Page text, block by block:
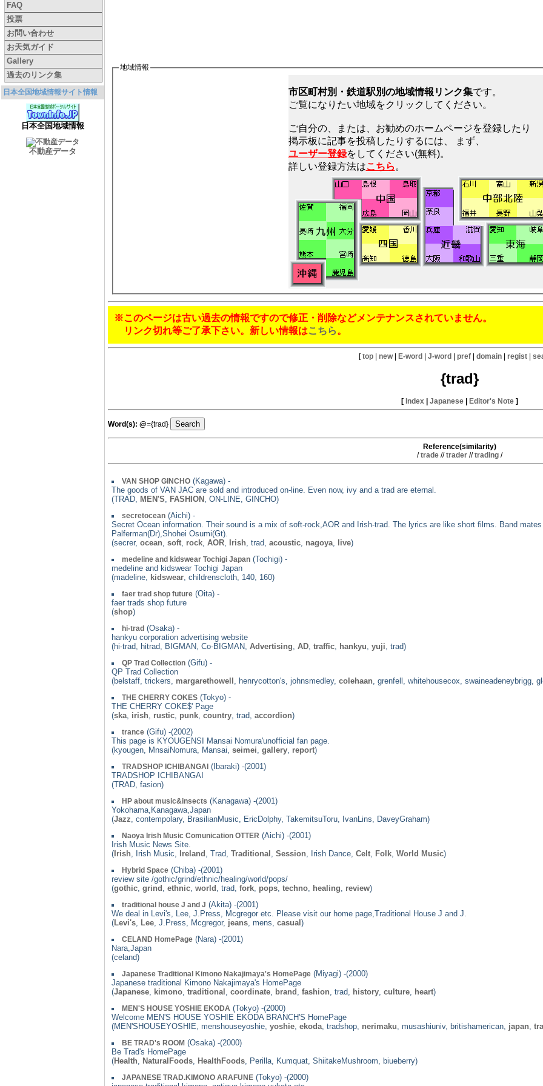
FAQ
投票
お問い合わせ
お天気ガイド
Gallery
過去のリンク集
日本全国地域情報サイト情報
日本全国地域情報
不動産データ
地域情報
市区町村別・鉄道駅別の地域情報リンク集です。
ご覧になりたい地域をクリックしてください。
ご自分の、または、お勧めのホームページを登録したり
掲示板に記事を投稿したりするには、 まず、
ユーザー登録をしてください(無料)。
詳しい登録方法はこちら 。
※このページは古い過去の情報ですので修正・削除などメンテナンスされていません。
リンク切れ等ご了承下さい。新しい情報はこちら。
[top | new| E-word | J-word | pref | domain | regist |
{trad}
[ Index | Japanese | Editor's Note ]
Word(s): @={trad}
Reference(similarity)
/trade //trader //trading /
VAN SHOP GINCHO (Kagawa) -
The goods of VAN JAC are sold and introduced on-line. Even now, ivy and a trad are eternal.
(TRAD,
MEN'S FASHION , ON-LINE, GINCHO)
secretocean (Aichi) -
Secret Ocean information. Their sound is a mix of soft-rock,AOR and Irish-trad. The lyrics are like short films. Band
Palferman(Dr),Shohei Osumi(Gt).
(secrer, ocean soft rock AOR Irish , trad, acoustic nagoya live)
medeline and kidswear Tochigi Japan (Tochigi) -
medeline and kidswear Tochigi Japan
(madeline,
kidswear , childrenscloth, 140, 160)
faer trad shop future (Oita) -
faer trads shop future
(shop)
hi-trad (Osaka) -
hankyu corporation advertising website
(hi-trad, hitrad, BIGMAN, Co-BIGMAN, Advertising AD traffic hankyu yuji , trad)
QP Trad Collection (Gifu) -
QP Trad Collection
(belstaff, trickers, margarethowell , henrycotton's, johnsmedley, colehaan , grenfell, whitehousecox, swaineadeneybrigg,
THE CHERRY COKES (Tokyo) -
THE CHERRY COKE$' Page
(ska irish rustic punk country , trad, accordion)
trance (Gifu) -(2002)
This page is KYOUGENSI Mansai Nomura'unofficial fan page.
(kyougen, MnsaiNomura, Mansai, seimei gallery report)
TRADSHOP ICHIBANGAI (Ibaraki) -(2001)
TRADSHOP ICHIBANGAI
(TRAD, fasion)
HP about music&insects (Kanagawa) -(2001)
Yokohama,Kanagawa,Japan
(Jazz , contempolary, BrasilianMusic, EricDolphy, TakemitsuToru, IvanLins, DaveyGraham)
Naoya Irish Music Comunication OTTER (Aichi) -(2001)
Irish Music News Site.
( Irish , Irish Music, Ireland , Trad, Traditional Session , Irish Dance, Celt Folk World Music)
Hybrid Space (Chiba) -(2001)
review site /gothic/grind/ethnic/healing/world/pops/
(gothic grind ethnic world , trad, fork pops techno healing review)
traditional house J and J (Akita) -(2001)
We deal in Levi's, Lee, J.Press, Mcgregor etc. Please visit our home page,Traditional House J and J.
( Levi's Lee , J.Press, Mcgregor, jeans , mens, casual )
CELAND HomePage (Nara) -(2001)
Nara,Japan
(celand)
Japanese Traditional Kimono Nakajimaya's HomePage (Miyagi) -(2000)
Japanese traditional Kimono Nakajimaya's HomePage
(Japanese kimono traditional coordinate brand fashion , trad, history culture heart)
MEN'S HOUSE YOSHIE EKODA (Tokyo) -(2000)
Welcome MEN'S HOUSE YOSHIE EKODA BRANCH'S HomePage
(MEN'SHOUSEYOSHIE, menshouseyoshie, yoshie ekoda , tradshop, nerimaku , musashiuniv, britishamerican, japan
BE TRAD's ROOM (Osaka) -(2000)
Be Trad's HomePage
(Health NaturalFoods HealthFoods , Perilla, Kumquat, ShiitakeMushroom, biueberry)
JAPANESE TRAD.KIMONO ARAFUNE (Tokyo) -(2000)